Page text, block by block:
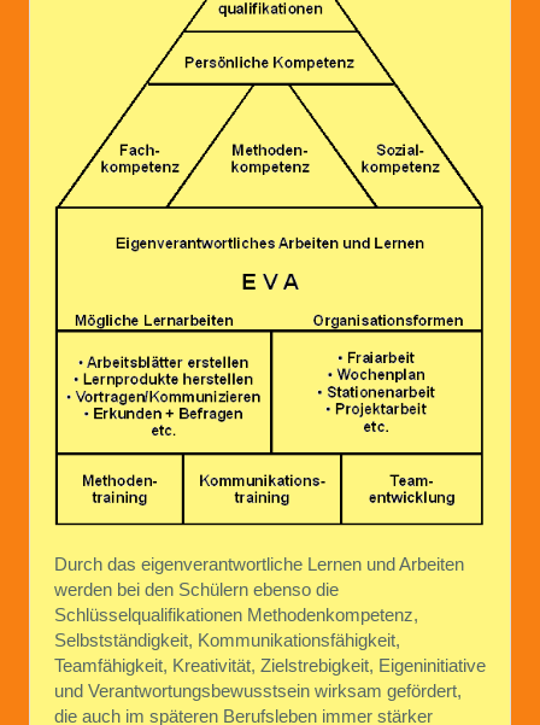
Durch das eigenverantwortliche Lernen und Arbeiten
werden bei den Schülern ebenso die
Schlüsselqualifikationen Methodenkompetenz,
Selbstständigkeit, Kommunikationsfähigkeit,
Teamfähigkeit, Kreativität, Zielstrebigkeit, Eigeninitiative
und Verantwortungsbewusstsein wirksam gefördert,
die auch im späteren Berufsleben immer stärker